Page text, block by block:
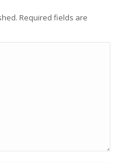
Required fields are